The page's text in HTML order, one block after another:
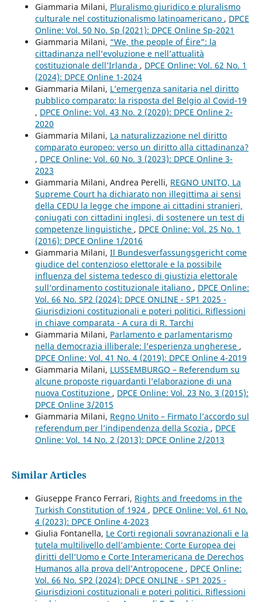
Giammaria Milani, Pluralismo giuridico e pluralismo
culturale nel costituzionalismo latinoamericano , DPCE
Online: Vol. 50 No. Sp (2021): DPCE Online Sp-2021
Giammaria Milani, “We, the people of Éire”: la
cittadinanza nell’evoluzione e nell’attualità
costituzionale dell’Irlanda , DPCE Online: Vol. 62 No. 1
(2024): DPCE Online 1-2024
Giammaria Milani, L’emergenza sanitaria nel diritto
pubblico comparato: la risposta del Belgio al Covid-19
, DPCE Online: Vol. 43 No. 2 (2020): DPCE Online 2-
2020
Giammaria Milani, La naturalizzazione nel diritto
comparato europeo: verso un diritto alla cittadinanza?
, DPCE Online: Vol. 60 No. 3 (2023): DPCE Online 3-
2023
Giammaria Milani, Andrea Perelli, REGNO UNITO, La
Supreme Court ha dichiarato non illegittima ai sensi
della CEDU la legge che impone ai cittadini stranieri,
coniugati con cittadini inglesi, di sostenere un test di
competenze linguistiche , DPCE Online: Vol. 25 No. 1
(2016): DPCE Online 1/2016
Giammaria Milani, Il Bundesverfassungsgericht come
giudice del contenzioso elettorale e la possibile
influenza del sistema tedesco di giustizia elettorale
sull’ordinamento costituzionale italiano , DPCE Online:
Vol. 66 No. SP2 (2024): DPCE ONLINE - SP1 2025 -
Giurisdizioni costituzionali e poteri politici. Riflessioni
in chiave comparata - A cura di R. Tarchi
Giammaria Milani, Parlamento e parlamentarismo
nella democrazia illiberale: l’esperienza ungherese ,
DPCE Online: Vol. 41 No. 4 (2019): DPCE Online 4-2019
Giammaria Milani, LUSSEMBURGO – Referendum su
alcune proposte riguardanti l’elaborazione di una
nuova Costituzione , DPCE Online: Vol. 23 No. 3 (2015):
DPCE Online 3/2015
Giammaria Milani, Regno Unito – Firmato l’accordo sul
referendum per l’indipendenza della Scozia , DPCE
Online: Vol. 14 No. 2 (2013): DPCE Online 2/2013
Similar Articles
Giuseppe Franco Ferrari, Rights and freedoms in the
Turkish Constitution of 1924 , DPCE Online: Vol. 61 No.
4 (2023): DPCE Online 4-2023
Giulia Fontanella, Le Corti regionali sovranazionali e la
tutela multilivello dell’ambiente: Corte Europea dei
diritti dell’Uomo e Corte Interamericana de Derechos
Humanos alla prova dell’Antropocene , DPCE Online:
Vol. 66 No. SP2 (2024): DPCE ONLINE - SP1 2025 -
Giurisdizioni costituzionali e poteri politici. Riflessioni